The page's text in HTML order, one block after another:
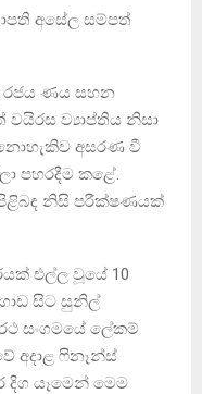
අසේල සම්පත්
රජය ණය සහන
වයිරස ව්‍යාප්තිය නිසා
අසරණ වී
පහරදීම කළේ.
නිසි පරීක්ෂණයක්
එල්ල වූයේ 10
සිට සුනිල්
සංගමයේ ලේකම්
අදාළ ෆිනෑන්ස්
දිග යෑමෙන් මෙම